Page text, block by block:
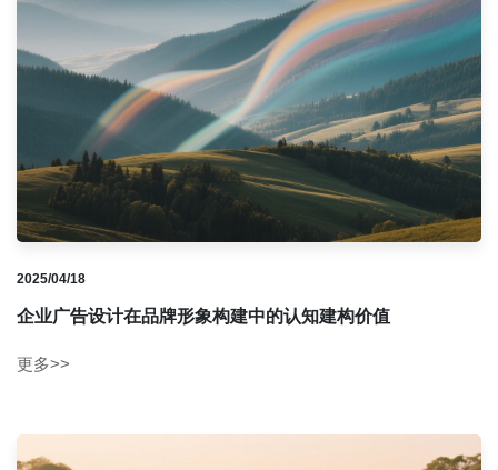
2025/04/18
企业广告设计在品牌形象构建中的认知建构价值
更多>>